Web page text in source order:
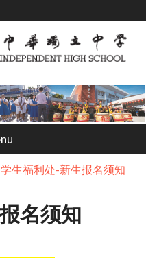
学生福利处-新生报名须知
名须知